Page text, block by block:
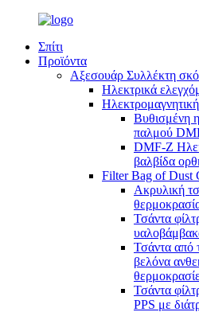
Σπίτι
Προϊόντα
Αξεσουάρ Συλλέκτη
Ηλεκτρικά
Βυθισμένη
παλμού
DMF-Z
βαλβίδα
Filter Bag of Dust
Ακρυλική
Τσάντα
Τσάντα από
βελόνα
Τσάντα
PPS με